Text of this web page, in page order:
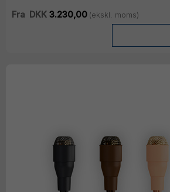
Fra DKK3.230,00 (ekskl. moms)